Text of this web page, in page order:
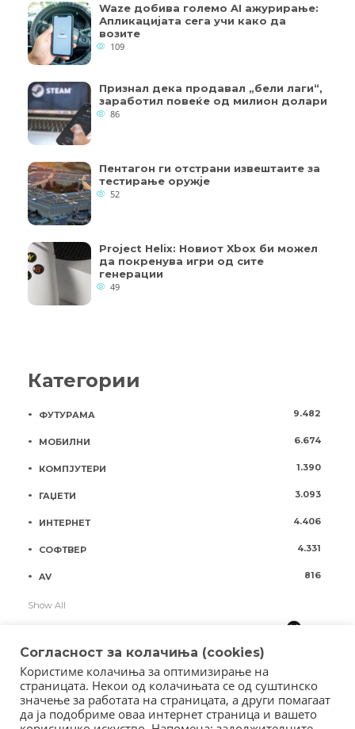
Waze добива големо AI ажурирање:
Апликацијата сега учи како да
возите
109
Признал дека продавал „бели лаги“,
заработил повеќе од милион долари
86
Пентагон ги отстрани извештаите за
тестирање оружје
52
Project Helix: Новиот Xbox би можел
да покренува игри од сите
генерации
49
Категории
ФУТУРАМА 9.482
МОБИЛНИ 6.674
КОМПЈУТЕРИ 1.390
ГАЏЕТИ 3.093
ИНТЕРНЕТ 4.406
СОФТВЕР 4.331
AV 816
Show All
Согласност за колачиња (cookies)
Користиме колачиња за оптимизирање на
страницата. Некои од колачињата се од суштинско
значење за работата на страницата, а други помагаат
да ја подобриме оваа интернет страница и вашето